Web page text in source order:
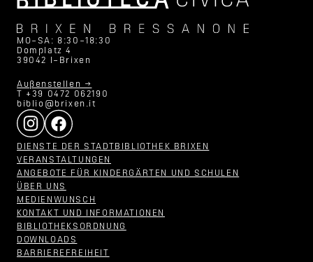
MO–SA: 8:30–18:30
Domplatz 4
39042 I–Brixen
Außenstellen →
T +39 0472 062190
biblio@brixen.it
DIENSTE DER STADTBIBLIOTHEK BRIXEN
VERANSTALTUNGEN
ANGEBOTE FÜR KINDERGÄRTEN UND SCHULEN
ÜBER UNS
MEDIENWUNSCH
KONTAKT UND INFORMATIONEN
BIBLIOTHEKSORDNUNG
DOWNLOADS
BARRIEREFREIHEIT